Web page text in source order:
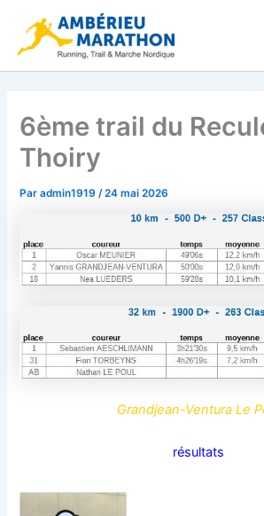
contenu
6ème trail du
Thoiry
Paradmin1919/24 mai 2026
Grandjean-Ventura Le
résultats